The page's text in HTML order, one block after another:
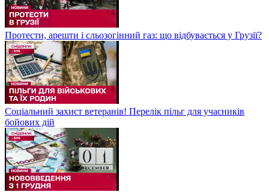
Протести, арешти і сльозогінний газ: що відбувається у Грузії?
Соціальний захист ветеранів! Перелік пільг для учасників
бойових дій